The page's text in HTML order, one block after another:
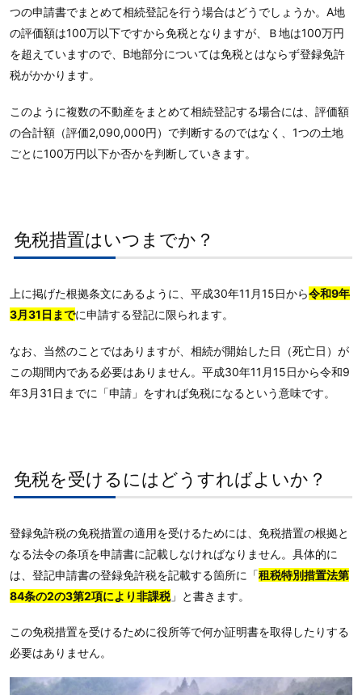
つの申請書でまとめて相続登記を行う場合はどうでしょうか。A地
の評価額は100万以下ですから免税となりますが、Ｂ地は100万円
を超えていますので、B地部分については免税とはならず登録免許
税がかかります。
このように複数の不動産をまとめて相続登記する場合には、評価額
の合計額（評価2,090,000円）で判断するのではなく、1つの土地
ごとに100万円以下か否かを判断していきます。
免税措置はいつまでか？
上に掲げた根拠条文にあるように、平成30年11月15日から令和9年
3月31日までに申請する登記に限られます。
なお、当然のことではありますが、相続が開始した日（死亡日）が
この期間内である必要はありません。平成30年11月15日から令和9
年3月31日までに「申請」をすれば免税になるという意味です。
免税を受けるにはどうすればよいか？
登録免許税の免税措置の適用を受けるためには、免税措置の根拠と
なる法令の条項を申請書に記載しなければなりません。具体的に
は、登記申請書の登録免許税を記載する箇所に「租税特別措置法第
84条の2の3第2項により非課税」と書きます。
この免税措置を受けるために役所等で何か証明書を取得したりする
必要はありません。